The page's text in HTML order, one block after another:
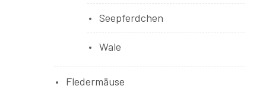
Seepferdchen
Wale
Fledermäuse